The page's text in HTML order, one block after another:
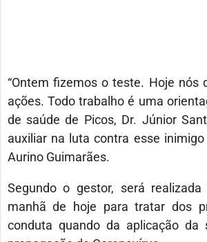
“Ontem fizemos o teste. Hoje nós
ações. Todo trabalho é uma
de saúde de Picos, Dr. Júnior
auxiliar na luta contra esse inimigo
Aurino Guimarães.
Segundo o gestor, será
manhã de hoje para tratar dos
conduta quando da aplicação da